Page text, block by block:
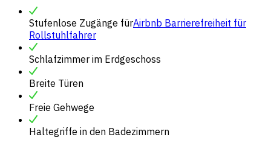
Stufenlose Zugänge fürAirbnb Barrierefreiheit für
Rollstuhlfahrer
Schlafzimmer im Erdgeschoss
Breite Türen
Freie Gehwege
Haltegriffe in den Badezimmern